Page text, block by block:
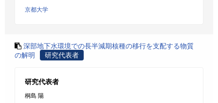
京都大学
深部地下水環境での長半減期核種の移行を支配する物質
の解明
研究代表者
研究代表者
桐島 陽